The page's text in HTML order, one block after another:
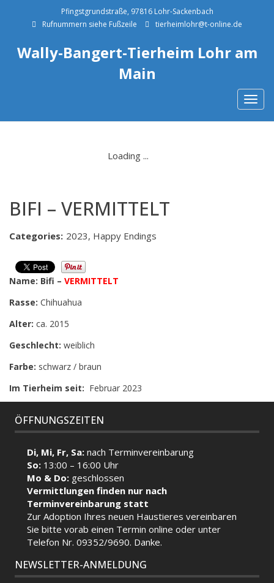
Pfingstgrundstraße, 97816 Lohr-Sackenbach
Rufnummern siehe Fußzeile
tierheimlohr@t-online.de
Wally-Bangert-Tierheim Lohr am
Main
BIFI – VERMITTELT
Categories: 2023, Happy Endings
Name: Bifi – VERMITTELT
Rasse: Chihuahua
Alter: ca. 2015
Geschlecht: weiblich
Farbe: schwarz / braun
Im Tierheim seit: Februar 2023
ÖFFNUNGSZEITEN
Di, Mi, Fr, Sa:nach Terminvereinbarung
So: 13:00 – 16:00 Uhr
Mo & Do: geschlossen
Vermittlungen finden nur nach
Terminvereinbarung statt
Zur Adoption Ihres neuen Haustieres vereinbaren
Sie bitte vorab einen Terminonline oder unter
Telefon Nr. 09352/9690. Danke.
NEWSLETTER-ANMELDUNG